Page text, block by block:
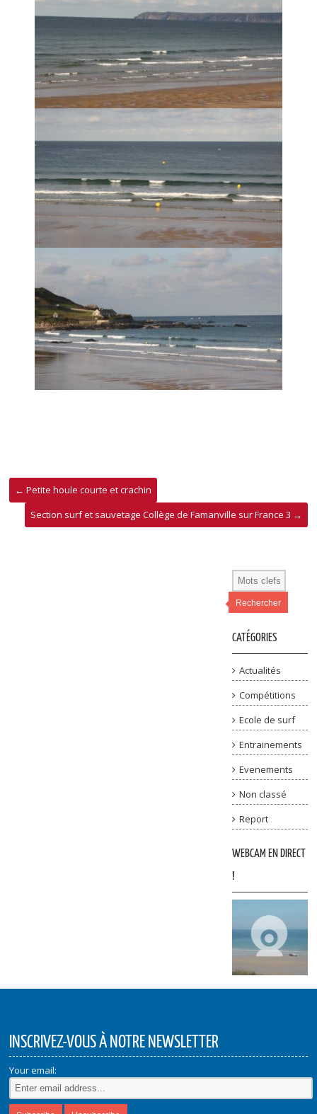
← Petite houle courte et crachin
Section surf et sauvetage Collège de Famanville sur France 3 →
Rechercher
CATÉGORIES
Actualités
Compétitions
Ecole de surf
Entrainements
Evenements
Non classé
Report
WEBCAM EN DIRECT
!
INSCRIVEZ-VOUS À NOTRE NEWSLETTER
Your email: